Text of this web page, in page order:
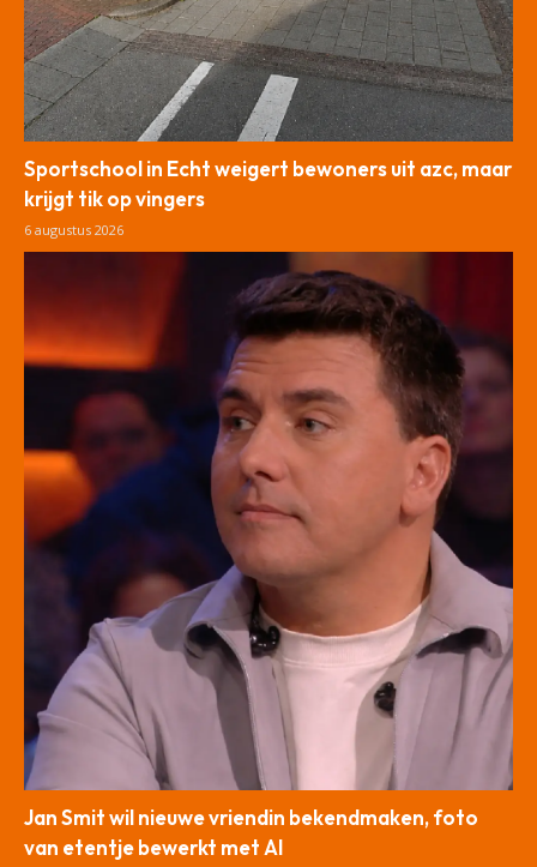
Sportschool in Echt weigert bewoners uit azc, maar
krijgt tik op vingers
6 augustus 2026
Jan Smit wil nieuwe vriendin bekendmaken, foto
van etentje bewerkt met AI